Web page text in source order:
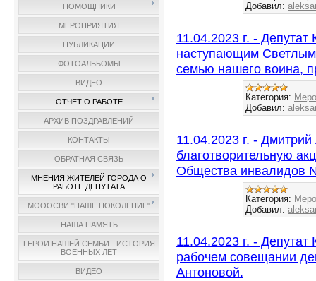
ПОМОЩНИКИ
МЕРОПРИЯТИЯ
ПУБЛИКАЦИИ
ФОТОАЛЬБОМЫ
ВИДЕО
ОТЧЕТ О РАБОТЕ
АРХИВ ПОЗДРАВЛЕНИЙ
КОНТАКТЫ
ОБРАТНАЯ СВЯЗЬ
МНЕНИЯ ЖИТЕЛЕЙ ГОРОДА О
РАБОТЕ ДЕПУТАТА
МОООСВИ "НАШЕ ПОКОЛЕНИЕ"
НАША ПАМЯТЬ
ГЕРОИ НАШЕЙ СЕМЬИ - ИСТОРИЯ
ВОЕННЫХ ЛЕТ
ВИДЕО
Добавил:
11.04.2023 г. -
наступающим
семью нашего воина,
Категория:
Добавил:
11.04.2023 г. -
благотворительную
Общества инвалидов
Категория:
Добавил:
11.04.2023 г. - Депутат
рабочем совещании
Антоновой.